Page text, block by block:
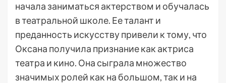
начала заниматься актерством и обучалась
в театральной школе. Ее талант и
преданность искусству привели к тому, что
Оксана получила признание как актриса
театра и кино. Она сыграла множество
значимых ролей как на большом, так и на